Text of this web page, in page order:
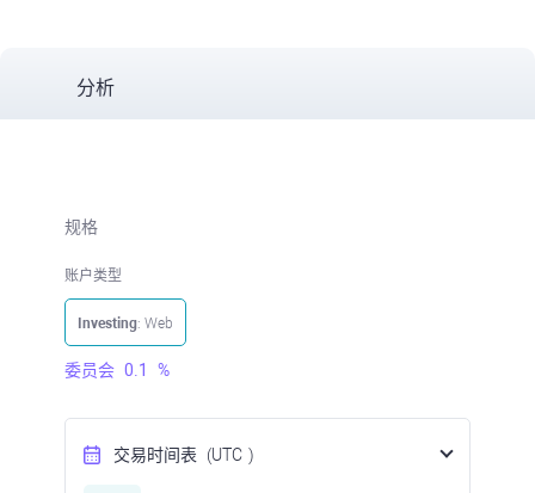
分析
规格
账户类型
Investing: Web
委员会 0.1 %
交易时间表 (UTC )